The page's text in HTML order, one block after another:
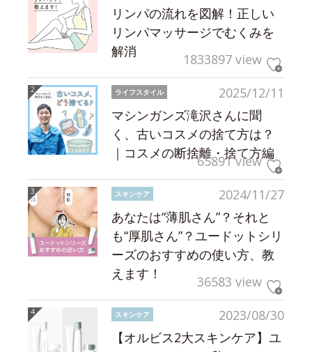
リンパの流れを図解！正しい
リンパマッサージでむくみを
解消
1833897 view
2025/12/11
ライフスタイル
マシンガンズ滝沢さんに聞
く、古いコスメの捨て方は？
｜コスメの断捨離・捨て方編
65891 view
2024/11/27
スキンケア
あなたは“薄肌さん”？それと
も“厚肌さん”？ユードットシリ
ーズのおすすめの使い方、教
えます！
36583 view
2023/08/30
スキンケア
【オルビス2大スキンケア】ユ